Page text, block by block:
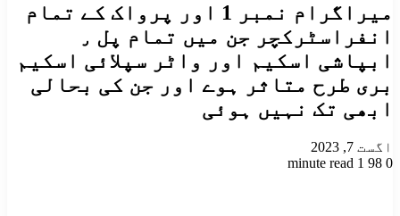
میراگرام نمبر 1 اور پرواک کے تمام
انفراسٹرکچر جن میں تمام پل ٫
ابپاشی اسکیم اور واٹر سپلائی اسکیم
بری طرح متاثر ہوے اور جن کی بحالی
ابھی تک نہیں ہوئی
اگست 7, 2023
0
1 minute read